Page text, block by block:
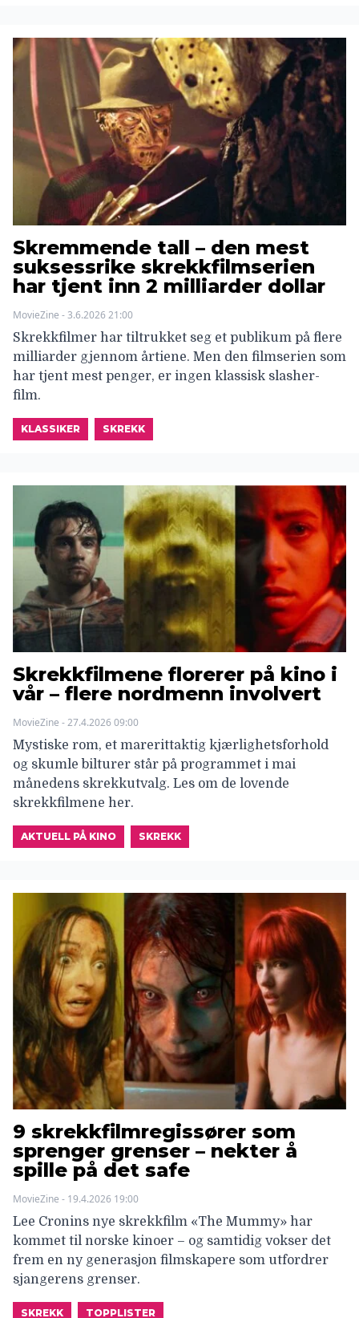
Skremmende tall – den mest
suksessrike skrekkfilmserien
har tjent inn 2 milliarder dollar
MovieZine - 3.6.2026 21:00
Skrekkfilmer har tiltrukket seg et publikum på flere
milliarder gjennom årtiene. Men den filmserien som
har tjent mest penger, er ingen klassisk slasher-
film.
KLASSIKER SKREKK
Skrekkfilmene florerer på kino i
vår – flere nordmenn involvert
MovieZine - 27.4.2026 09:00
Mystiske rom, et marerittaktig kjærlighetsforhold
og skumle bilturer står på programmet i mai
månedens skrekkutvalg. Les om de lovende
skrekkfilmene her.
AKTUELL PÅ KINO SKREKK
9 skrekkfilmregissører som
sprenger grenser – nekter å
spille på det safe
MovieZine - 19.4.2026 19:00
Lee Cronins nye skrekkfilm «The Mummy» har
kommet til norske kinoer – og samtidig vokser det
frem en ny generasjon filmskapere som utfordrer
sjangerens grenser.
SKREKK TOPPLISTER